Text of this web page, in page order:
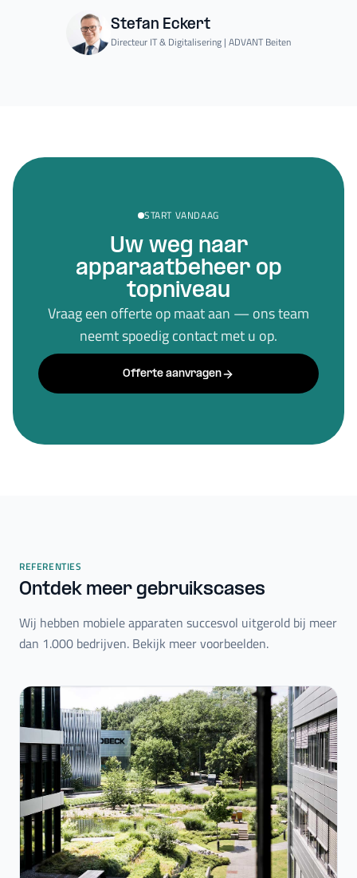
Stefan Eckert
Directeur IT & Digitalisering | ADVANT Beiten
START VANDAAG
Uw weg naar
apparaatbeheer op
topniveau
Vraag een offerte op maat aan — ons team
neemt spoedig contact met u op.
Offerte aanvragen
REFERENTIES
Ontdek meer gebruikscases
Wij hebben mobiele apparaten succesvol uitgerold bij meer
dan 1.000 bedrijven. Bekijk meer voorbeelden.